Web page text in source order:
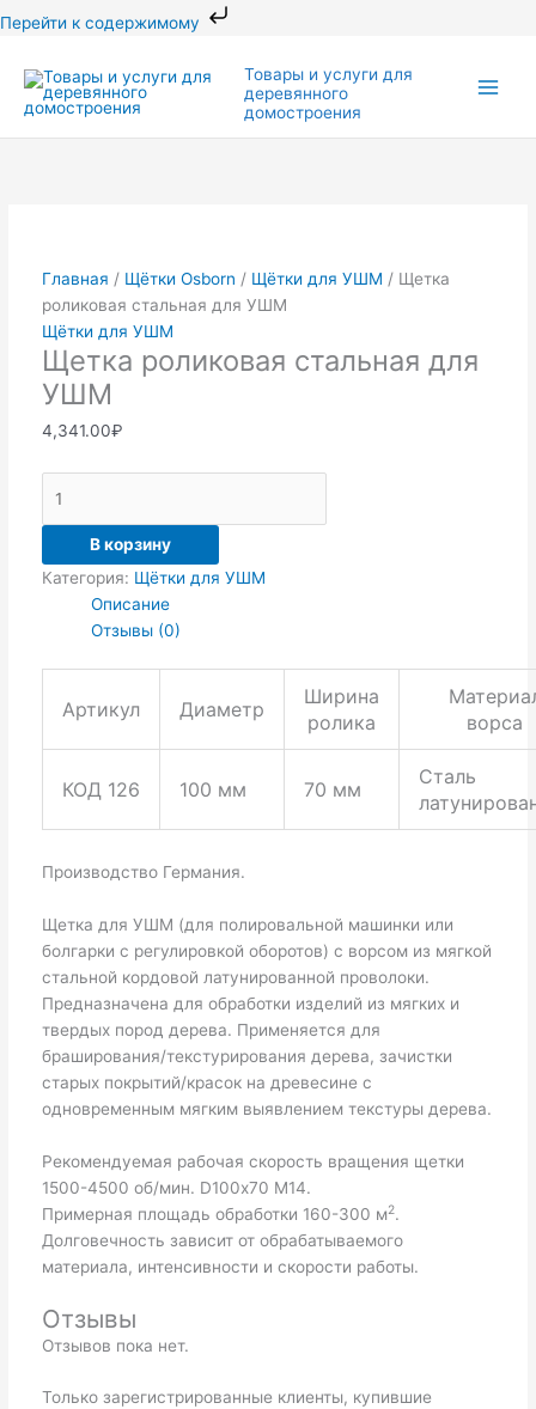
Перейти к содержимому
Товары и услуги для
деревянного
домостроения
Главная / Щётки Osborn / Щётки для УШМ / Щетка
роликовая стальная для УШМ
Щётки для УШМ
Щетка роликовая стальная для
УШМ
4,341.00₽
товара
Щетка
В корзину
Категория: Щётки для УШМ
Описание
Отзывы (0)
Артикул Диаметр
Ширина
ролика
ворса
КОД 126 100 мм 70 мм
Сталь
Производство Германия.
Щетка для УШМ (для полировальной машинки или
болгарки с регулировкой оборотов) с ворсом из мягкой
стальной кордовой латунированной проволоки.
Предназначена для обработки изделий из мягких и
твердых пород дерева. Применяется для
браширования/текстурирования дерева, зачистки
старых покрытий/красок на древесине с
одновременным мягким выявлением текстуры дерева.
Рекомендуемая рабочая скорость вращения щетки
1500-4500 об/мин. D100х70 M14.
Примерная площадь обработки 160-300 м2.
Долговечность зависит от обрабатываемого
материала, интенсивности и скорости работы.
Отзывы
Отзывов пока нет.
Только зарегистрированные клиенты, купившие
товар
странице
товар
странице